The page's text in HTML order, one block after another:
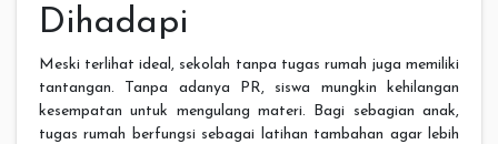
Dihadapi
Meski terlihat ideal, sekolah tanpa tugas rumah juga memiliki
tantangan. Tanpa adanya PR, siswa mungkin kehilangan
kesempatan untuk mengulang materi. Bagi sebagian anak,
tugas rumah berfungsi sebagai latihan tambahan agar lebih